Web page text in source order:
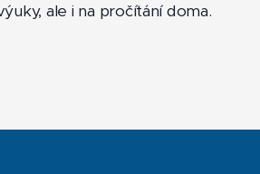
ale i na pročítání doma.